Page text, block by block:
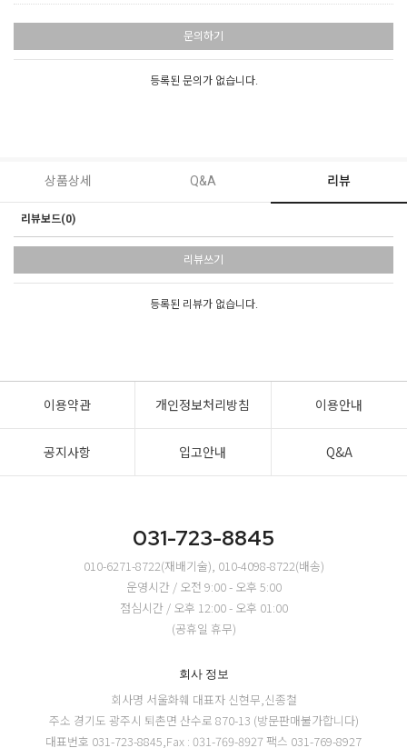
문의하기
등록된 문의가 없습니다.
상품상세 Q&A 리뷰
리뷰보드(0)
리뷰쓰기
등록된 리뷰가 없습니다.
이용약관 개인정보처리방침 이용안내
공지사항 입고안내 Q&A
031-723-8845
010-6271-8722(재배기술), 010-4098-8722(배송)
운영시간 / 오전 9:00 - 오후 5:00
점심시간 / 오후 12:00 - 오후 01:00
(공휴일 휴무)
회사 정보
회사명 서울화훼 대표자 신현무,신종철
주소 경기도 광주시 퇴촌면 산수로 870-13 (방문판매불가합니다)
대표번호 031-723-8845,Fax : 031-769-8927 팩스 031-769-8927